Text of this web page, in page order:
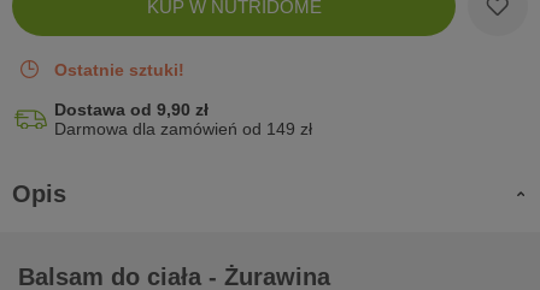
koszyk
KUP W NUTRIDOME
Ostatnie sztuki!
Dostawa od 9,90 zł
Darmowa dla zamówień od 149 zł
Opis
Balsam do ciała - Żurawina